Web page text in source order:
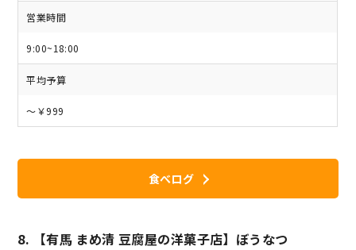
営業時間
9:00~18:00
平均予算
～￥999
食べログ
8. 【有馬 まめ清 豆腐屋の洋菓子店】ぼうなつ